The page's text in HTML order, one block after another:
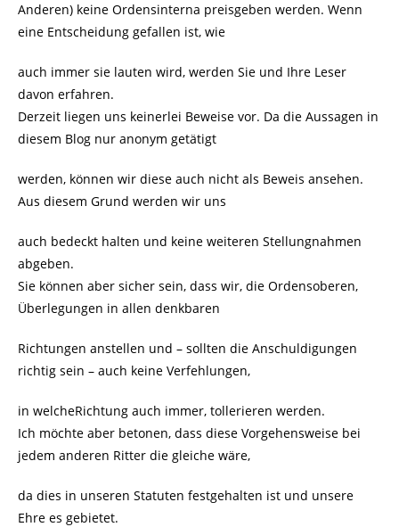
Anderen) keine Ordensinterna preisgeben werden. Wenn
eine Entscheidung gefallen ist, wie
auch immer sie lauten wird, werden Sie und Ihre Leser
davon erfahren.
Derzeit liegen uns keinerlei Beweise vor. Da die Aussagen in
diesem Blog nur anonym getätigt
werden, können wir diese auch nicht als Beweis ansehen.
Aus diesem Grund werden wir uns
auch bedeckt halten und keine weiteren Stellungnahmen
abgeben.
Sie können aber sicher sein, dass wir, die Ordensoberen,
Überlegungen in allen denkbaren
Richtungen anstellen und – sollten die Anschuldigungen
richtig sein – auch keine Verfehlungen,
in welcheRichtung auch immer, tollerieren werden.
Ich möchte aber betonen, dass diese Vorgehensweise bei
jedem anderen Ritter die gleiche wäre,
da dies in unseren Statuten festgehalten ist und unsere
Ehre es gebietet.